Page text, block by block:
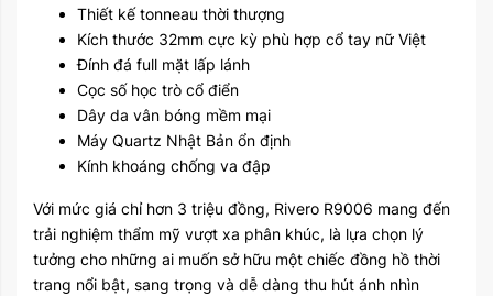
Thiết kế tonneau thời thượng
Kích thước 32mm cực kỳ phù hợp cổ tay nữ Việt
Đính đá full mặt lấp lánh
Cọc số học trò cổ điển
Dây da vân bóng mềm mại
Máy Quartz Nhật Bản ổn định
Kính khoáng chống va đập
Với mức giá chỉ hơn 3 triệu đồng, Rivero R9006 mang đến
trải nghiệm thẩm mỹ vượt xa phân khúc, là lựa chọn lý
tưởng cho những ai muốn sở hữu một chiếc đồng hồ thời
trang nổi bật, sang trọng và dễ dàng thu hút ánh nhìn